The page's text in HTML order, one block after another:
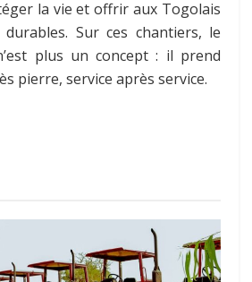
la vie et offrir aux Togolais
durables. Sur ces chantiers, le
plus un concept : il prend
pierre, service après service.